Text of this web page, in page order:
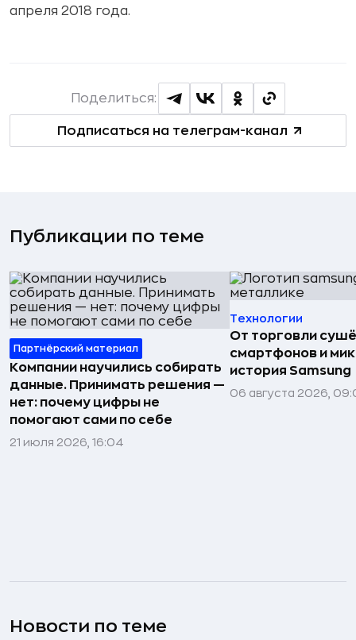
апреля 2018 года.
Подписаться на телеграм-канал
Поделиться:
Публикации по теме
Партнёрский материал
Компании научились собирать
данные. Принимать решения —
нет: почему цифры не
помогают сами по себе
21 июля 2026, 16:04
Технологии
От торговли
смартфонов и
история Samsung
06 августа 2026,
Новости по теме